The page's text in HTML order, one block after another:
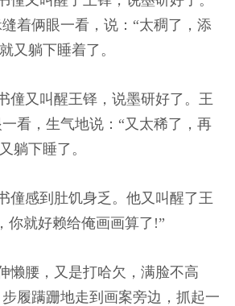
着俩眼一看，说：“太稠了，添
又躺下睡着了。
僮又叫醒王铎，说墨研好了。王
看，生气地说：“又太稀了，再
躺下睡了。
僮感到肚饥身乏。他又叫醒了王
你就好赖给俺画画算了!”
懒腰，又是打哈欠，满脸不高
履蹒跚地走到画案旁边，抓起一